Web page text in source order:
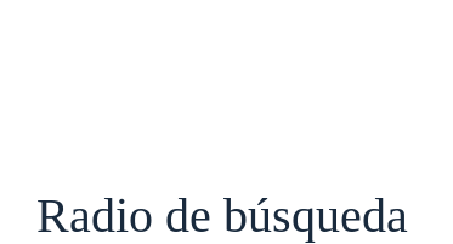
Radio de búsqueda